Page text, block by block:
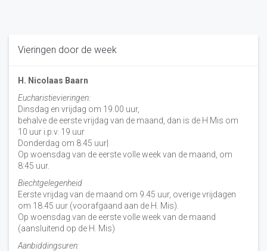
Vieringen door de week
H. Nicolaas Baarn
Eucharistievieringen:
Dinsdag en vrijdag om 19.00 uur,
behalve de eerste vrijdag van de maand, dan is de H Mis om
10 uur i.p.v. 19 uur
Donderdag om 8.45 uur|
Op woensdag van de eerste volle week van de maand, om
8:45 uur.
Biechtgelegenheid
Eerste vrijdag van de maand om 9.45 uur, overige vrijdagen
om 18.45 uur (voorafgaand aan de H. Mis).
Op woensdag van de eerste volle week van de maand
(aansluitend op de H. Mis)
Aanbiddingsuren: